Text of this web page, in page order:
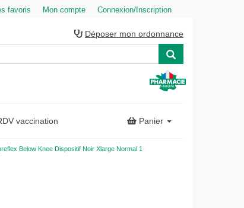
favoris Mon compte Connexion/Inscription
Déposer mon ordonnance
vaccination Panier
Below Knee Dispositif Noir Xlarge Normal 1